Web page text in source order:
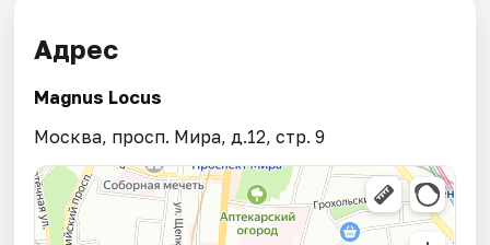
Адрес
Magnus Locus
Москва, просп. Мира, д.12, стр. 9